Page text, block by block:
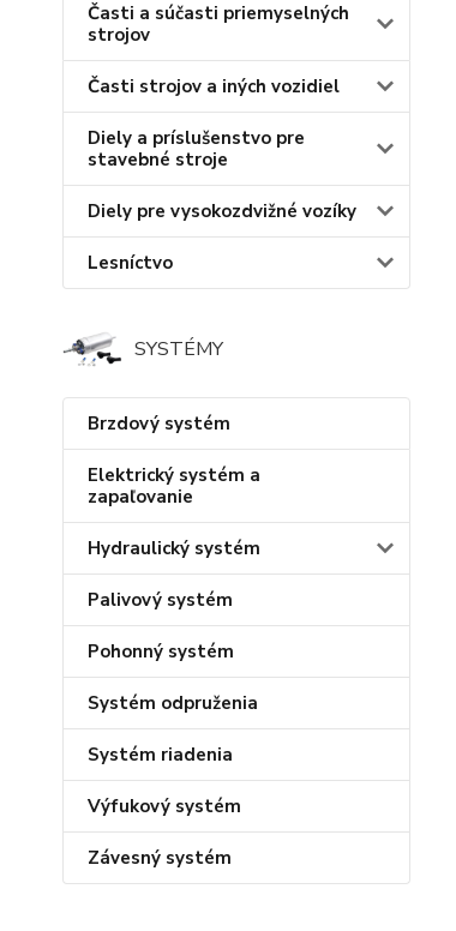
Časti a súčasti priemyselných
strojov
Časti strojov a iných vozidiel
Diely a príslušenstvo pre
stavebné stroje
Diely pre vysokozdvižné vozíky
Lesníctvo
SYSTÉMY
Brzdový systém
Elektrický systém a
zapaľovanie
Hydraulický systém
Palivový systém
Pohonný systém
Systém odpruženia
Systém riadenia
Výfukový systém
Závesný systém